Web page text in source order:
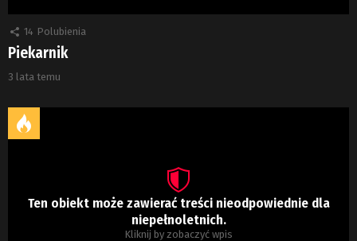
14 Polubienia
Piekarnik
3 lata temu
Ten obiekt może zawierać treści nieodpowiednie dla
niepełnoletnich.
Kliknij by zobaczyć wpis